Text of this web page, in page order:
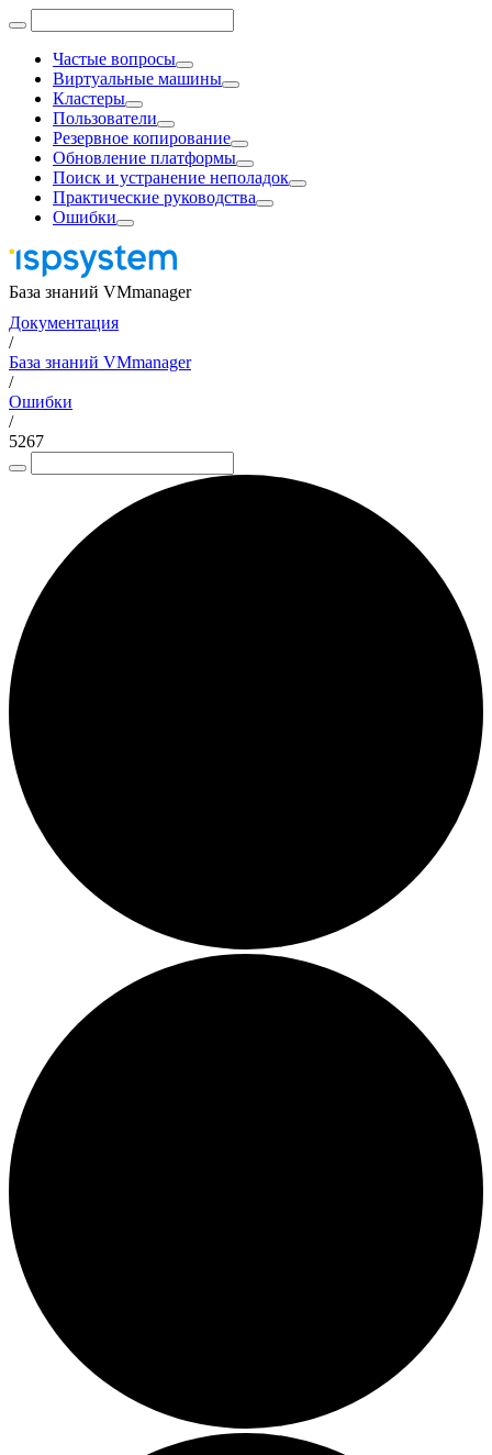
Частые вопросы
Виртуальные машины
Кластеры
Пользователи
Резервное копирование
Обновление платформы
Поиск и устранение неполадок
Практические руководства
Ошибки
База знаний VMmanager
Документация
/
База знаний VMmanager
/
Ошибки
/
5267